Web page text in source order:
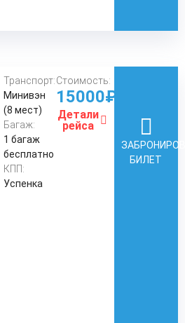
Транспорт:
Минивэн
(8 мест)
Багаж:
1 багаж
бесплатно
КПП:
Успенка
Стоимость:
15000₽
Детали
рейса
БИЛЕТ